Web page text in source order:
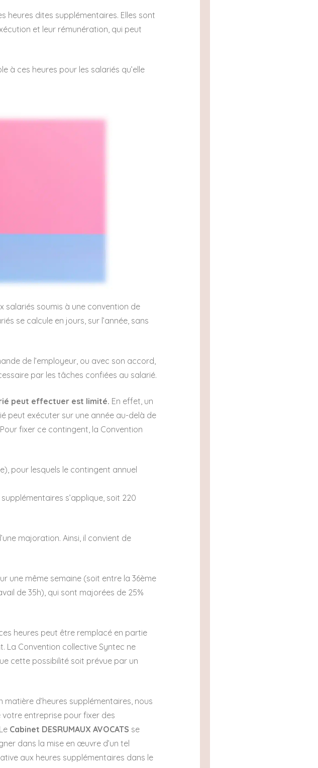
heures dites supplémentaires. Elles sont
et leur rémunération, qui peut
à ces heures pour les salariés qu’elle
salariés soumis à une convention de
se calcule en jours, sur l’année, sans
de l’employeur, ou avec son accord,
par les tâches confiées au salarié.
peut effectuer est limité. En effet, un
peut exécuter sur une année au-delà de
fixer ce contingent, la Convention
pour lesquels le contingent annuel
s’applique, soit 220
majoration. Ainsi, il convient de
une même semaine (soit entre la 36ème
de 35h), qui sont majorées de 25%
heures peut être remplacé en partie
La Convention collective Syntec ne
cette possibilité soit prévue par un
d’heures supplémentaires, nous
entreprise pour fixer des
Cabinet DESRUMAUX AVOCATS se
dans la mise en œuvre d’un tel
aux heures supplémentaires dans le